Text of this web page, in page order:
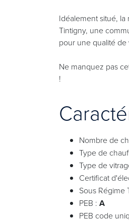
Idéalement situé, la
Tintigny, une
pour une qualité de
Ne manquez pas
!
Nombre de
Type de
Type de
Certificat
Sous Régime
PEB : A
PEB code